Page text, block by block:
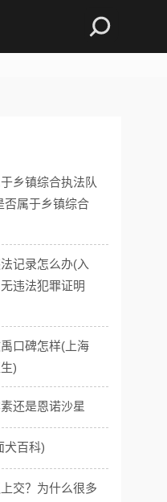
乡镇综合执法队
否属于乡镇综合
记录怎么办(入
违法犯罪证明
口碑怎样(上海
)
还是恩诺沙星
犬百科)
交？为什么很多